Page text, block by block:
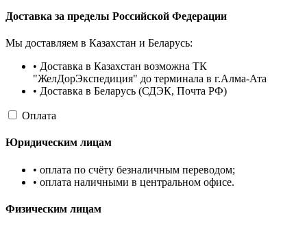
Доставка за пределы Российской Федерации
Мы доставляем в Казахстан и Беларусь:
• Доставка в Казахстан возможна ТК
"ЖелДорЭкспедиция" до терминала в г.Алма-Ата
• Доставка в Беларусь (СДЭК, Почта РФ)
Оплата
Юридическим лицам
• оплата по счёту безналичным переводом;
• оплата наличными в центральном офисе.
Физическим лицам